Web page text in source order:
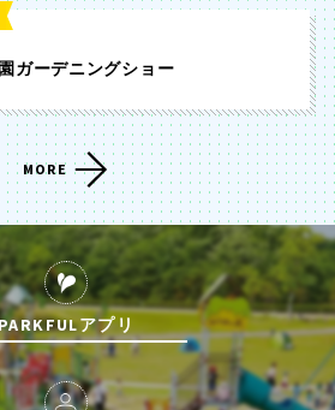
ガーデニングショー
MORE
アプリ